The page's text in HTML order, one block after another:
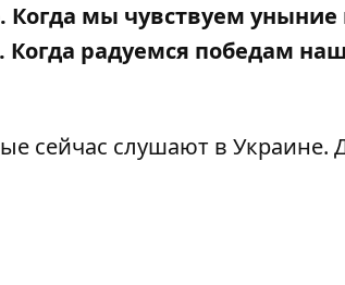
Когда мы чувствуем уныние
. Когда радуемся победам
сейчас слушают в Украине.